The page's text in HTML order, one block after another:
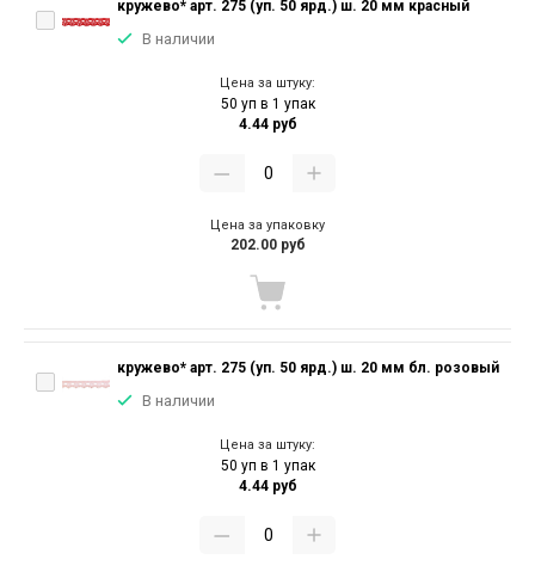
кружево* арт. 275 (уп. 50 ярд.) ш. 20 мм красный
В наличии
Цена за штуку:
50 уп в 1 упак
4.44 руб
Цена за упаковку
202.00 руб
кружево* арт. 275 (уп. 50 ярд.) ш. 20 мм бл. розовый
В наличии
Цена за штуку:
50 уп в 1 упак
4.44 руб